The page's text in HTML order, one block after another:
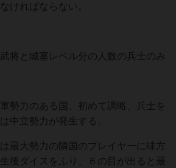
ければならない。
将と城塞レベル分の⼈数の兵⼠のみ
勢⼒のある国、初めて調略、兵⼠を
中⽴勢⼒が発⽣する。
最⼤勢⼒の隣国のプレイヤーに味⽅
後ダイスをふり、６の⽬が出ると最